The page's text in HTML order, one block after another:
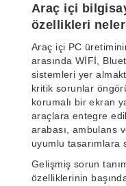
Araç içi
özellikleri
Araç içi PC
arasında WİFİ,
sistemleri yer
kritik sorunlar
korumalı bir ekran
araçlara entegre
arabası, ambulans
uyumlu tasarımlara
Gelişmiş sorun
özelliklerinin